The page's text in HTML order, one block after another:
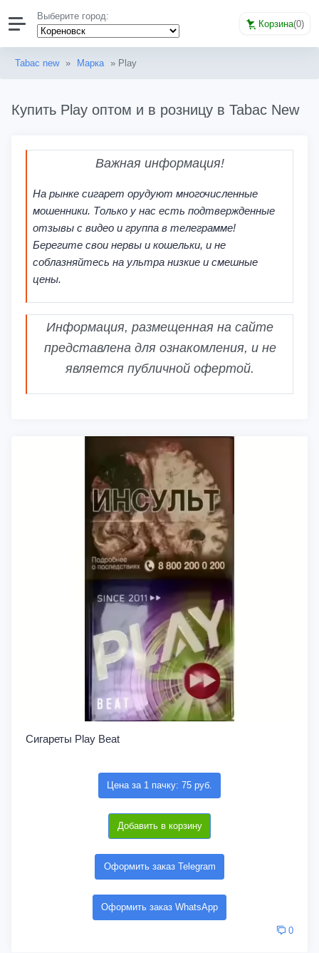
Выберите город:
Корзина(0)
Tabac new » Марка » Play
Купить Play оптом и в розницу в Tabac New
Важная информация!
На рынке сигарет орудуют многочисленные
мошенники. Только у нас есть подтвержденные
отзывы с видео и группа в телеграмме!
Берегите свои нервы и кошельки, и не
соблазняйтесь на ультра низкие и смешные
цены.
Информация, размещенная на сайте
представлена для ознакомления, и не
является публичной офертой.
Сигареты Play Beat
Цена за 1 пачку: 75 руб.
Добавить в корзину
Оформить заказ Telegram
Оформить заказ WhatsApp
0